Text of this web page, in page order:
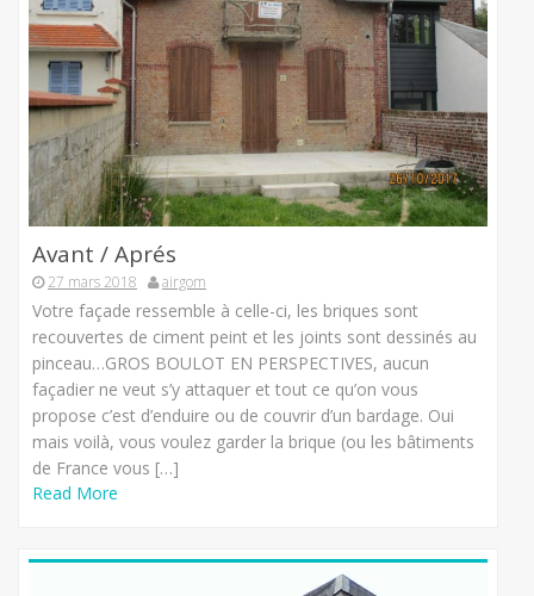
Avant / Aprés
27 mars 2018 airgom
Votre façade ressemble à celle-ci, les briques sont
recouvertes de ciment peint et les joints sont dessinés au
pinceau…GROS BOULOT EN PERSPECTIVES, aucun
façadier ne veut s’y attaquer et tout ce qu’on vous
propose c’est d’enduire ou de couvrir d’un bardage. Oui
mais voilà, vous voulez garder la brique (ou les bâtiments
de France vous […]
Read More